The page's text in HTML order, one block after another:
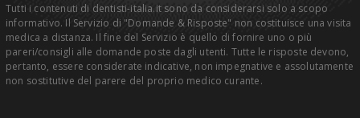
Tutti i contenuti di dentisti-italia.it sono da considerarsi solo a scopo
informativo. Il Servizio di "Domande & Risposte" non costituisce una visita
medica a distanza. Il fine del Servizio è quello di fornire uno o più
pareri/consigli alle domande poste dagli utenti. Tutte le risposte devono,
pertanto, essere considerate indicative, non impegnative e assolutamente
non sostitutive del parere del proprio medico curante.